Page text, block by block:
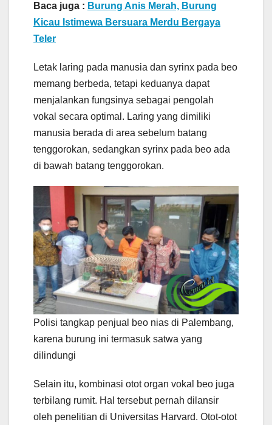
Baca juga : Burung Anis Merah, Burung
Kicau Istimewa Bersuara Merdu Bergaya
Teler
Letak laring pada manusia dan syrinx pada beo
memang berbeda, tetapi keduanya dapat
menjalankan fungsinya sebagai pengolah
vokal secara optimal. Laring yang dimiliki
manusia berada di area sebelum batang
tenggorokan, sedangkan syrinx pada beo ada
di bawah batang tenggorokan.
Polisi tangkap penjual beo nias di Palembang,
karena burung ini termasuk satwa yang
dilindungi
Selain itu, kombinasi otot organ vokal beo juga
terbilang rumit. Hal tersebut pernah dilansir
oleh penelitian di Universitas Harvard. Otot-otot